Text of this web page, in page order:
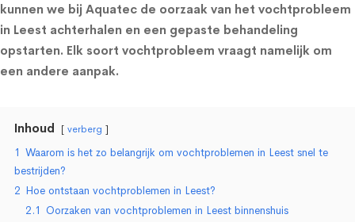
kunnen we bij Aquatec de oorzaak van het vochtprobleem
in Leest achterhalen en een gepaste behandeling
opstarten. Elk soort vochtprobleem vraagt namelijk om
een andere aanpak.
Inhoud verberg
1 Waarom is het zo belangrijk om vochtproblemen in Leest snel te
bestrijden?
2 Hoe ontstaan vochtproblemen in Leest?
2.1 Oorzaken van vochtproblemen in Leest binnenshuis